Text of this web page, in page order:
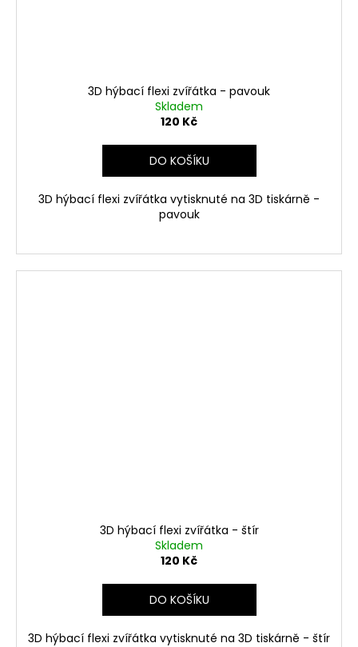
3D hýbací flexi zvířátka - pavouk
Skladem
120 Kč
DO KOŠÍKU
3D hýbací flexi zvířátka vytisknuté na 3D tiskárně -
pavouk
3D hýbací flexi zvířátka - štír
Skladem
120 Kč
DO KOŠÍKU
3D hýbací flexi zvířátka vytisknuté na 3D tiskárně - štír